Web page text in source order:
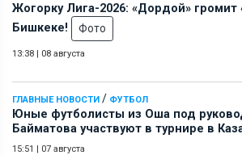
Жогорку Лига-2026: «Дордой» громит
Бишкеке!
Фото
13:38 | 08 августа
ГЛАВНЫЕ НОВОСТИ / ФУТБОЛ
Юные футболисты из Оша под
Байматова участвуют в турнире в
15:51 | 07 августа